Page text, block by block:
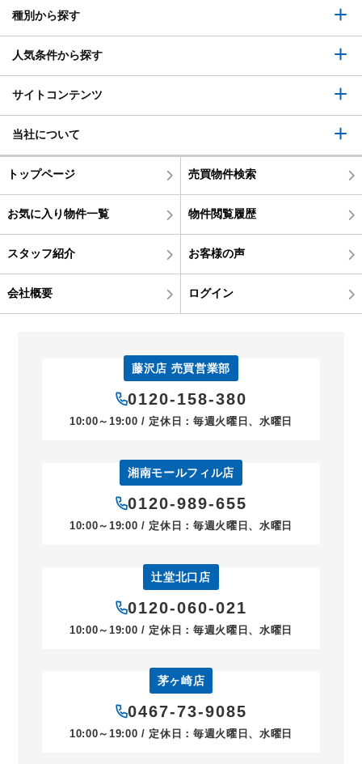
種別から探す
人気条件から探す
サイトコンテンツ
当社について
トップページ 売買物件検索
お気に入り物件一覧 物件閲覧履歴
スタッフ紹介 お客様の声
会社概要 ログイン
藤沢店 売買営業部
0120-158-380
10:00～19:00 / 定休日：毎週火曜日、水曜日
湘南モールフィル店
0120-989-655
10:00～19:00 / 定休日：毎週火曜日、水曜日
辻堂北口店
0120-060-021
10:00～19:00 / 定休日：毎週火曜日、水曜日
茅ヶ崎店
0467-73-9085
10:00～19:00 / 定休日：毎週火曜日、水曜日